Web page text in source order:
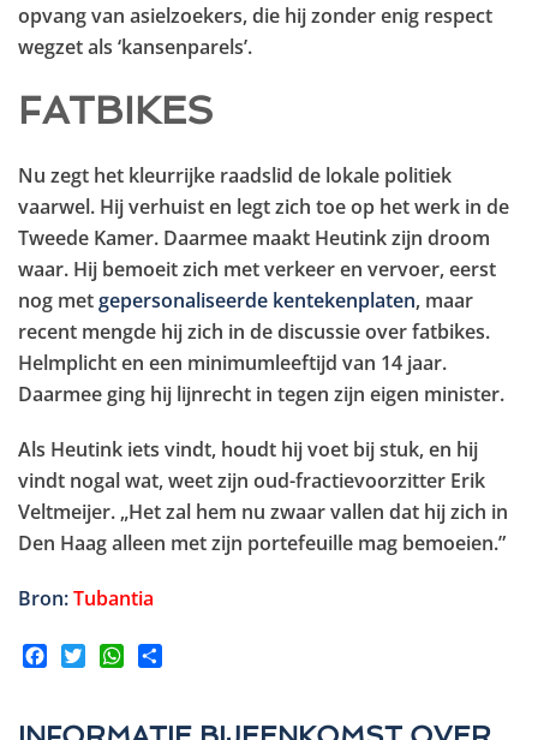
opvang van asielzoekers, die hij zonder enig respect
wegzet als ‘kansenparels’.
FATBIKES
Nu zegt het kleurrijke raadslid de lokale politiek
vaarwel. Hij verhuist en legt zich toe op het werk in de
Tweede Kamer. Daarmee maakt Heutink zijn droom
waar. Hij bemoeit zich met verkeer en vervoer, eerst
nog metgepersonaliseerde kentekenplaten, maar
recent mengde hij zich in de discussie over fatbikes.
Helmplicht en een minimumleeftijd van 14 jaar.
Daarmee ging hij lijnrecht in tegen zijn eigen minister.
Als Heutink iets vindt, houdt hij voet bij stuk, en hij
vindt nogal wat, weet zijn oud-fractievoorzitter Erik
Veltmeijer. „Het zal hem nu zwaar vallen dat hij zich in
Den Haag alleen met zijn portefeuille mag bemoeien.”
Bron:Tubantia